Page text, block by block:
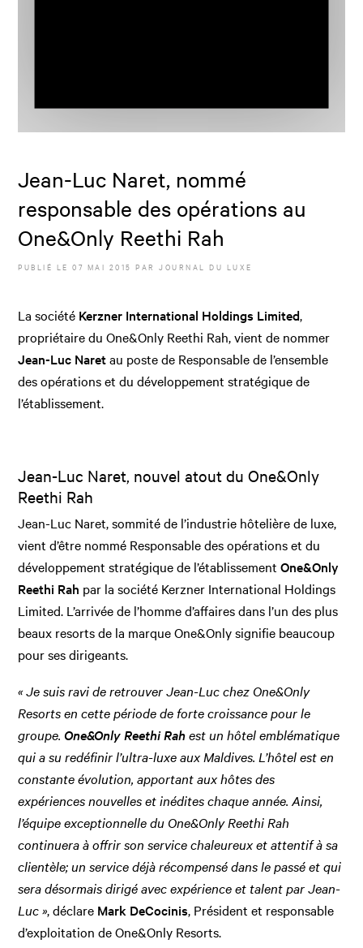
Jean-Luc Naret, nommé
responsable des opérations au
One&Only Reethi Rah
PUBLIÉ LE07 MAI 2015 PAR JOURNAL DU LUXE
La société Kerzner International Holdings Limited,
propriétaire du One&Only Reethi Rah, vient de nommer
Jean-Luc Naretau poste de Responsable de l’ensemble
des opérations et du développement stratégique de
l’établissement.
Jean-Luc Naret, nouvel atout du One&Only
Reethi Rah
Jean-Luc Naret, sommité de l’industrie hôtelière de luxe,
vient d’être nommé Responsable des opérations et du
développement stratégique de l’établissementOne&Only
Reethi Rah par la société Kerzner International Holdings
Limited. L’arrivée de l’homme d’affaires dans l’un des plus
beaux resorts de la marque One&Only signifie beaucoup
pour ses dirigeants.
« Je suis ravi de retrouver Jean-Luc chez One&Only
Resorts en cette période de forte croissance pour le
groupe.One&Only Reethi Rahest un hôtel emblématique
qui a su redéfinir l’ultra-luxe aux Maldives. L’hôtel est en
constante évolution, apportant aux hôtes des
expériences nouvelles et inédites chaque année. Ainsi,
l’équipe exceptionnelle du One&Only Reethi Rah
continuera à offrir son service chaleureux et attentif à sa
clientèle; un service déjà récompensé dans le passé et qui
sera désormais dirigé avec expérience et talent par Jean-
Luc », déclare Mark DeCocinis, Président et responsable
d’exploitation de One&Only Resorts.